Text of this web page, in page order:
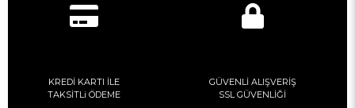
KREDİ KARTI İLE
TAKSİTLi ÖDEME
GÜVENLİ ALIŞVERİŞ
SSL GÜVENLİĞİ